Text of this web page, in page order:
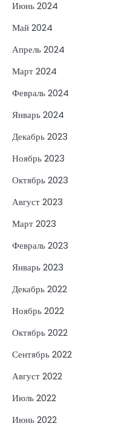
Июнь 2024
Май 2024
Апрель 2024
Март 2024
Февраль 2024
Январь 2024
Декабрь 2023
Ноябрь 2023
Октябрь 2023
Август 2023
Март 2023
Февраль 2023
Январь 2023
Декабрь 2022
Ноябрь 2022
Октябрь 2022
Сентябрь 2022
Август 2022
Июль 2022
Июнь 2022